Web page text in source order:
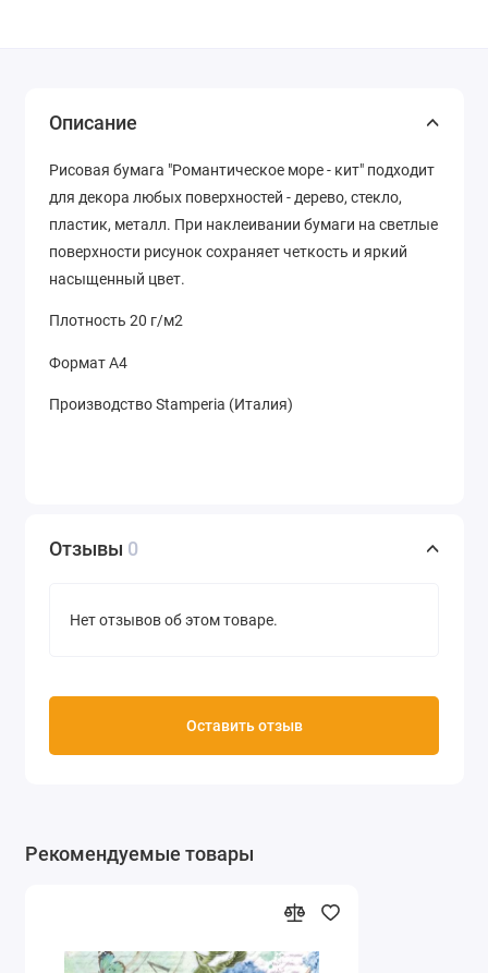
Описание
Рисовая бумага "Романтическое море - кит" подходит
для декора любых поверхностей - дерево, стекло,
пластик, металл. При наклеивании бумаги на светлые
поверхности рисунок сохраняет четкость и яркий
насыщенный цвет.
Плотность 20 г/м2
Формат А4
Производство Stamperia (Италия)
Отзывы 0
Нет отзывов об этом товаре.
Оставить отзыв
Рекомендуемые товары